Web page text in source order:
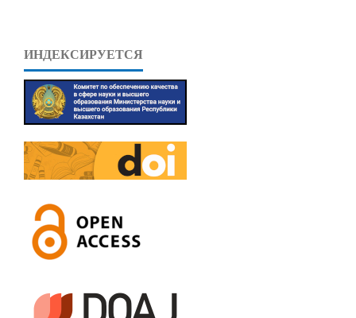
ИНДЕКСИРУЕТСЯ